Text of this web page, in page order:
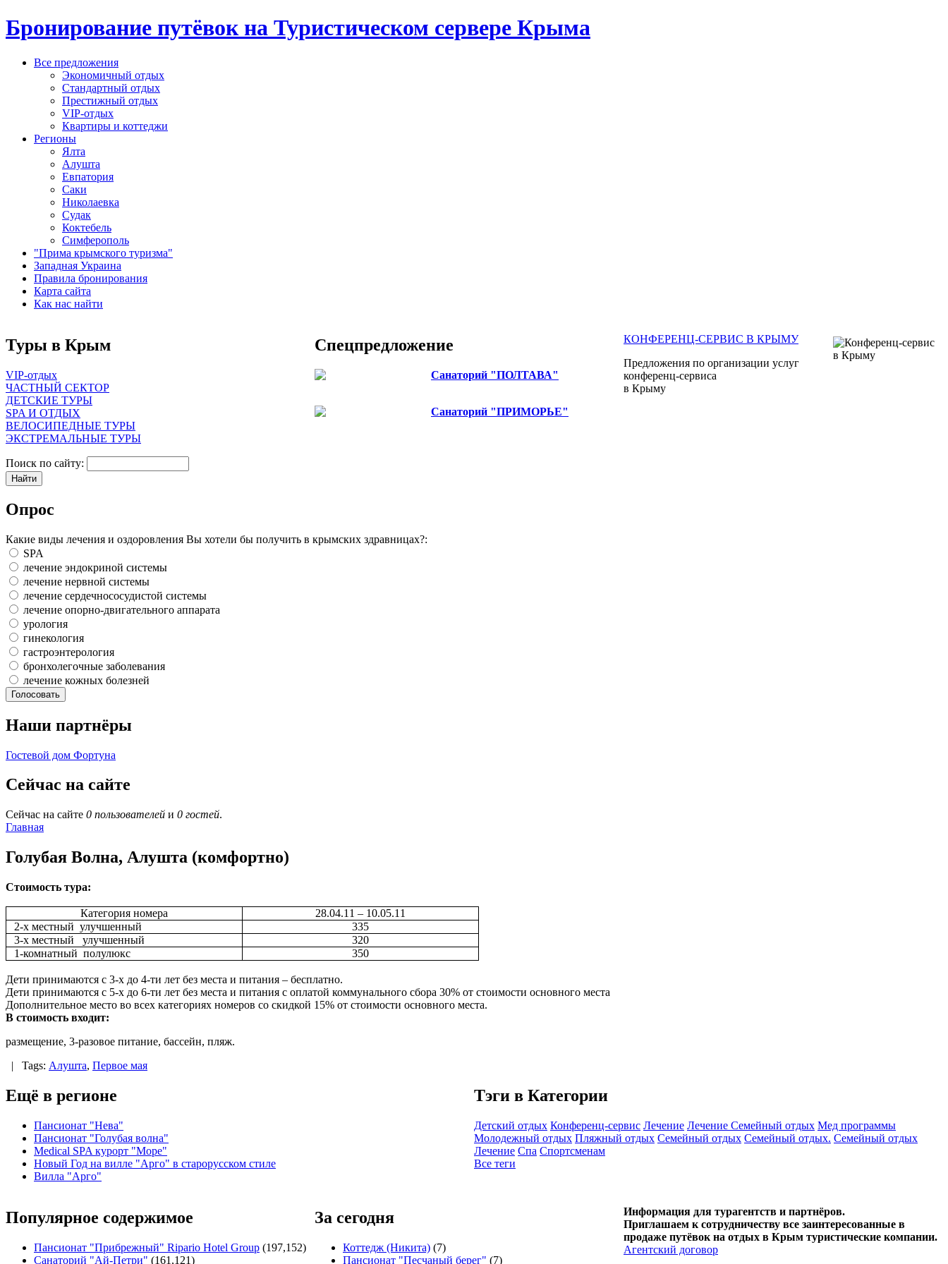
Бронирование путёвок на Туристическом сервере Крыма
Все предложения
Экономичный отдых
Стандартный отдых
Престижный отдых
VIP-отдых
Квартиры и коттеджи
Регионы
Ялта
Алушта
Евпатория
Саки
Николаевка
Судак
Коктебель
Симферополь
"Прима крымского туризма"
Западная Украина
Правила бронирования
Карта сайта
Как нас найти
Туры в Крым
VIP-отдых
ЧАСТНЫЙ СЕКТОР
ДЕТСКИЕ ТУРЫ
SPA И ОТДЫХ
ВЕЛОСИПЕДНЫЕ ТУРЫ
ЭКСТРЕМАЛЬНЫЕ ТУРЫ
Спецпредложение
Санаторий "ПОЛТАВА"
Санаторий "ПРИМОРЬЕ"
КОНФЕРЕНЦ-СЕРВИС В КРЫМУ
Предложения по организации услуг
конференц-сервиса
в Крыму
Поиск по сайту:
Опрос
Какие виды лечения и оздоровления Вы хотели бы получить в крымских здравницах?:
SPA
лечение эндокриной системы
лечение нервной системы
лечение сердечнососудистой системы
лечение опорно-двигательного аппарата
урология
гинекология
гастроэнтерология
бронхолегочные заболевания
лечение кожных болезней
Наши партнёры
Гостевой дом Фортуна
Сейчас на сайте
Сейчас на сайте 0 пользователей и 0 гостей.
Главная
Голубая Волна, Алушта (комфортно)
Стоимость тура:
Категория номера
28.04.11 – 10.05.11
2-х местный улучшенный
335
3-х местный улучшенный
320
1-комнатный полулюкс
350
Дети принимаются с 3-х до 4-ти лет без места и питания – бесплатно.
Дети принимаются с 5-х до 6-ти лет без места и питания с оплатой коммунального сбора 30% от стоимости основного места
Дополнительное место во всех категориях номеров со скидкой 15% от стоимости основного места.
В стоимость входит:
размещение, 3-разовое питание, бассейн, пляж.
|
Tags: Алушта, Первое мая
Ещё в регионе
Пансионат "Нева"
Пансионат "Голубая волна"
Medical SPA курорт "Море"
Новый Год на вилле "Арго" в старорусском стиле
Вилла "Арго"
Тэги в Категории
Детский отдых Конференц-сервис Лечение Лечение Семейный отдых Мед программы
Молодежный отдых Пляжный отдых Семейный отдых Семейный отдых. Семейный отдых
Лечение Спа Спортсменам
Все теги
Популярное содержимое
Пансионат "Прибрежный" Ripario Hotel Group (197,152)
Санаторий "Ай-Петри" (161,121)
За сегодня
Коттедж (Никита) (7)
Пансионат "Песчаный берег" (7)
Информация для турагентств и партнёров.
Приглашаем к сотрудничеству все заинтересованные в
продаже путёвок на отдых в Крым туристические компании.
Агентский договор